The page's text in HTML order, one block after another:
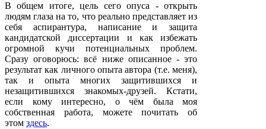
В общем итоге, цель сего опуса - открыть
людям глаза на то, что реально представляет из
себя аспирантура, написание и защита
кандидатской диссертации и как избежать
огромной кучи потенциальных проблем.
Сразу оговорюсь: всё ниже описанное - это
результат как личного опыта автора (т.е. меня),
так и опыта многих защитившихся и
незащитившихся знакомых-друзей. Кстати,
если кому интересно, о чём была моя
собственная работа, можете почитать об
этом здесь.